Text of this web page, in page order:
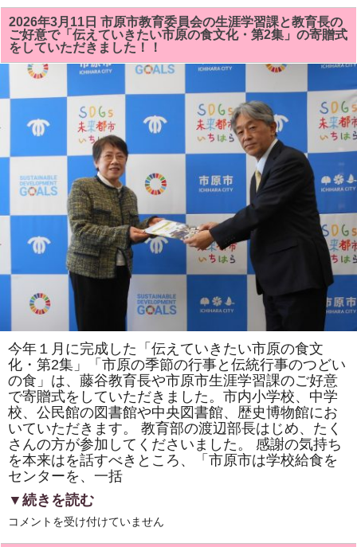
市
we
ホ
ー
ル
で
さ
「公
社
人・
動
館
の
昼
食
に
振
舞
わ
れ
た
「動
物
柄
の
房
総
太
巻
き
司」
2026年3月11日 市原市教育委員会の生涯学習課と教育長の
ご好意で「伝えていきたい市原の食文化・第2集」の寄贈式
をしていただきました！！
今年１月に完成した「伝えていきたい市原の食文
化・第2集」「市原の季節の行事と伝統行事のつどい
の食」は、藤谷教育長や市原市生涯学習課のご好意
で寄贈式をしていただきました。市内小学校、中学
校、公民館の図書館や中央図書館、歴史博物館にお
いていただきます。 教育部の渡辺部長はじめ、たく
さんの方が参加してくださいました。 感謝の気持ち
を本来はを話すべきところ、「市原市は学校給食を
センターを、一括
▼続きを読む
市
市
コメントを受け付けていません